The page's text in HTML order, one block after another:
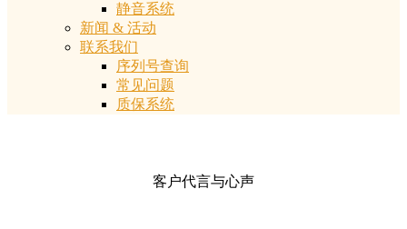
静音系统
新闻 & 活动
联系我们
序列号查询
常见问题
质保系统
客户代言与心声